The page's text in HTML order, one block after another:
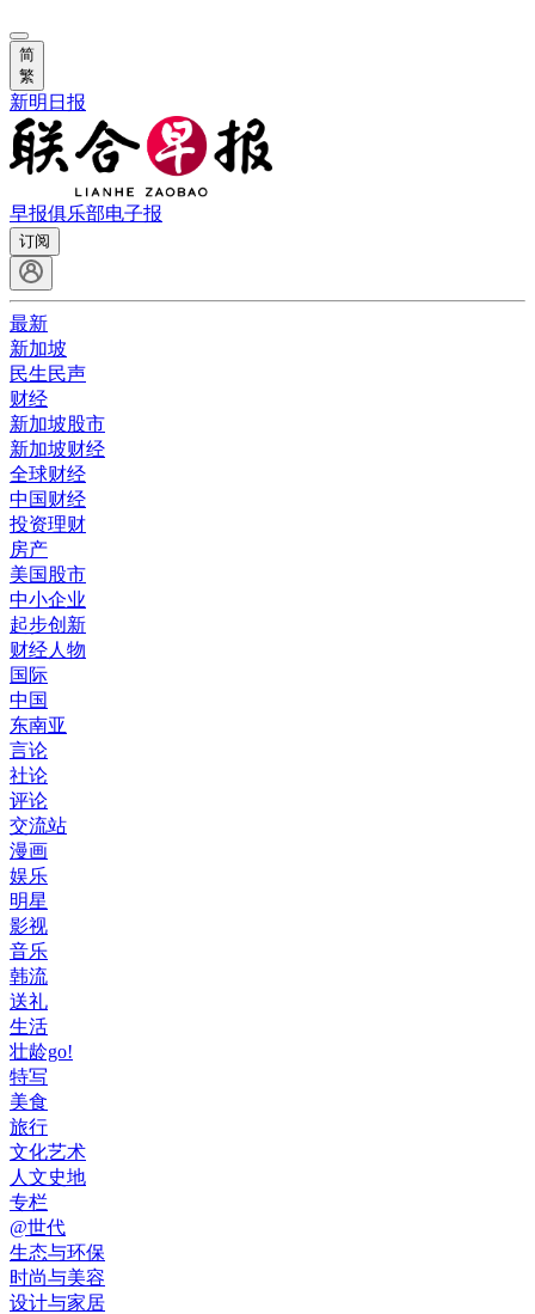
简
繁
新明日报
早报俱乐部电子报
订阅
最新
新加坡
民生民声
财经
新加坡股市
新加坡财经
全球财经
中国财经
投资理财
房产
美国股市
中小企业
起步创新
财经人物
国际
中国
东南亚
言论
社论
评论
交流站
漫画
娱乐
明星
影视
音乐
韩流
送礼
生活
壮龄go!
特写
美食
旅行
文化艺术
人文史地
专栏
@世代
生态与环保
时尚与美容
设计与家居